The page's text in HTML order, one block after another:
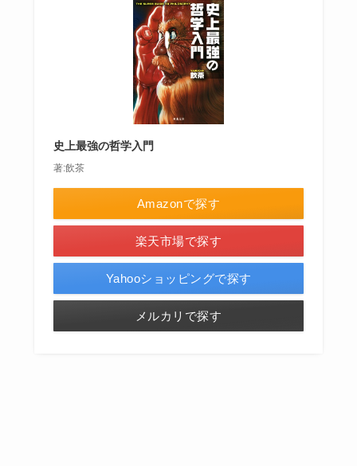
史上最強の哲学入門
著:飲茶
Amazonで探す
楽天市場で探す
Yahooショッピングで探す
メルカリで探す